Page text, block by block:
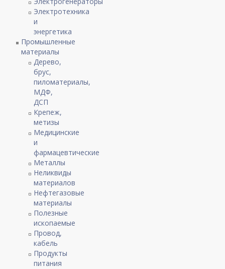
Электротехника
и
энергетика
Промышленные
материалы
Дерево,
брус,
пиломатериалы,
МДФ,
ДСП
Крепеж,
метизы
Медицинские
и
фармацевтические
Металлы
Неликвиды
материалов
Нефтегазовые
материалы
Полезные
ископаемые
Провод,
кабель
Продукты
питания